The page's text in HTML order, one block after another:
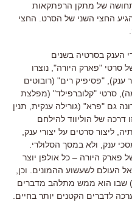
של מתקן הרפתקאות
החצי השני של הסרט. החצי
הענק בסרטיה בשנים
סרטי "פארק היורה", נוצרו
ענק), "פסיפיק רים" (רובוטים
סרטי "קלוברפילד" (מפלצת
גם "פרא" (גורילה ענקית, תנין
דרכה של הוליווד להילחם
ליצור סרטים על יצורי ענק,
ענק, ולא במסך הסלולרי.
פארק היורה – כל אולפן יוצר
העולם לשעשוע ההמונים. וכן,
שבו הוא ממש מתלהב מדברים
לדברים הקטנים יותר בחיים.